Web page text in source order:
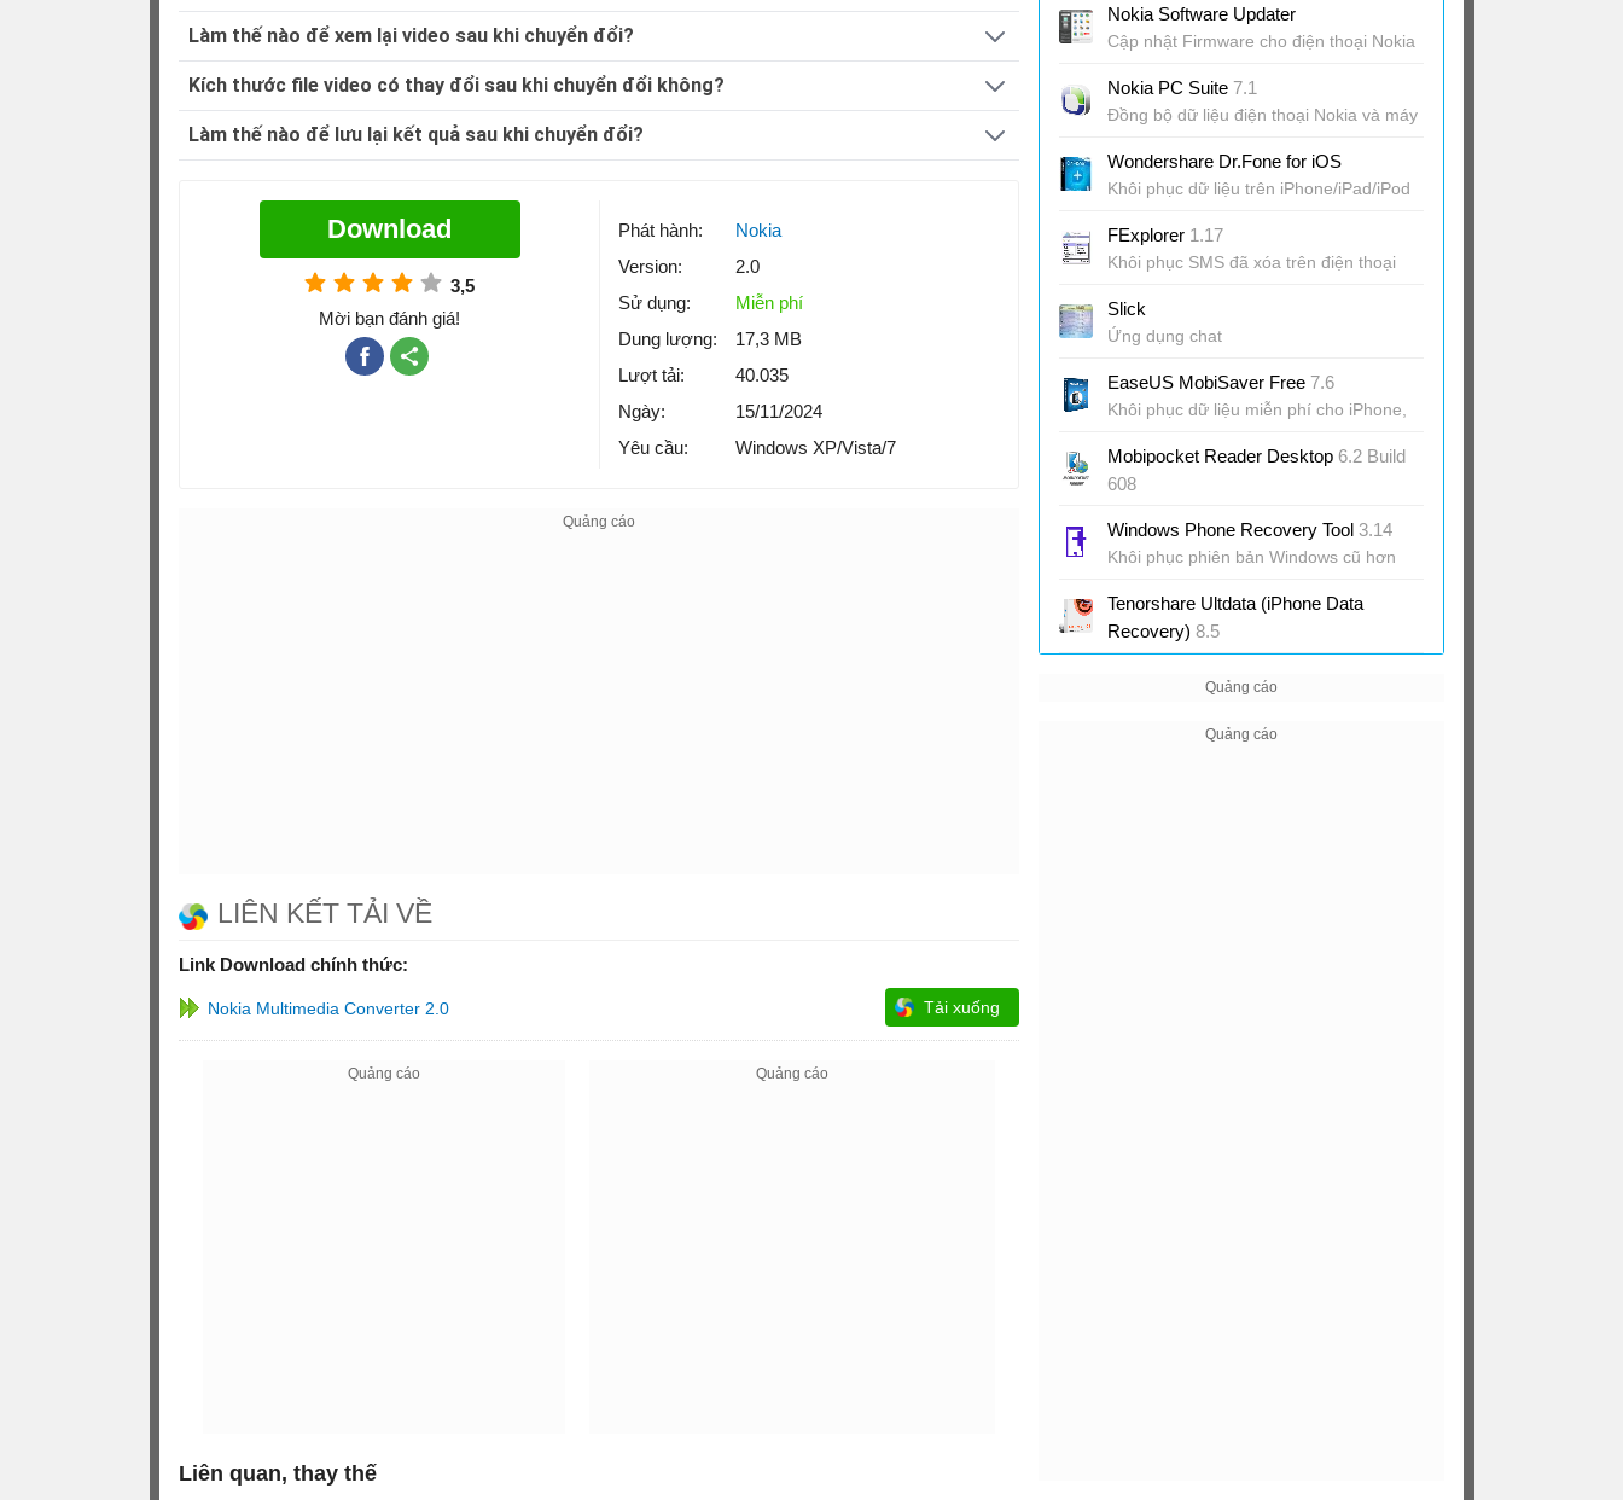
Làm thế nào để xem lại video sau khi chuyển đổi?
Kích thước file video có thay đổi sau khi chuyển đổi không?
Làm thế nào để lưu lại kết quả sau khi chuyển đổi?
Download
3,5
Mời bạn đánh giá!
Phát hành:
Nokia
Version:
2.0
Sử dụng:
Miễn phí
Dung lượng:
17,3 MB
Lượt tải:
40.035
Ngày:
15/11/2024
Yêu cầu:
Windows XP/Vista/7
LIÊN KẾT TẢI VỀ
Link Download chính thức:
Nokia Multimedia Converter 2.0 Tải xuống
Liên quan, thay thế
Nokia Software Updater
Cập nhật Firmware cho điện thoại Nokia
Nokia PC Suite 7.1
Đồng bộ dữ liệu điện thoại Nokia và máy
Wondershare Dr.Fone for iOS
Khôi phục dữ liệu trên iPhone/iPad/iPod
FExplorer 1.17
Khôi phục SMS đã xóa trên điện thoại
Slick
Ứng dụng chat
EaseUS MobiSaver Free 7.6
Khôi phục dữ liệu miễn phí cho iPhone,
Mobipocket Reader Desktop 6.2 Build
608
Windows Phone Recovery Tool 3.14
Khôi phục phiên bản Windows cũ hơn
Tenorshare Ultdata (iPhone Data
Recovery) 8.5
Khôi phục dữ liệu trên iPhone